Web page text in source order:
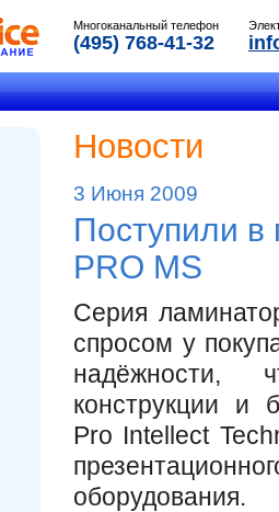
Многоканальный телефон
(495) 768-41-32
Новости
3 Июня 2009
Поступили
PRO MS
Серия
спросом у
надёжности,
конструкции и
Pro Intellect
оборудования.